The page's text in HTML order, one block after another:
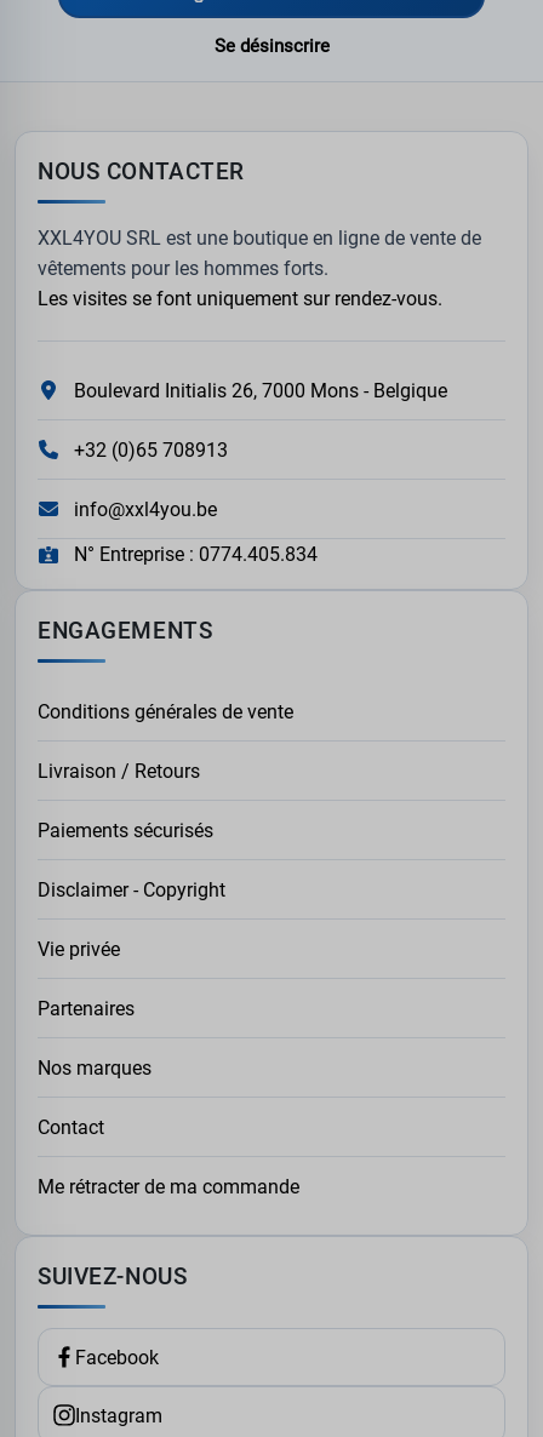
Se désinscrire
NOUS CONTACTER
XXL4YOU SRL est une boutique en ligne de vente de
vêtements pour les hommes forts.
Les visites se font uniquement sur rendez-vous.
Boulevard Initialis 26, 7000 Mons - Belgique
+32 (0)65 708913
info@xxl4you.be
N° Entreprise : 0774.405.834
ENGAGEMENTS
Conditions générales de vente
Livraison / Retours
Paiements sécurisés
Disclaimer - Copyright
Vie privée
Partenaires
Nos marques
Contact
Me rétracter de ma commande
SUIVEZ-NOUS
Facebook
Instagram